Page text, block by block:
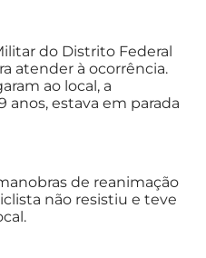
do Distrito Federal
atender à ocorrência.
ao local, a
estava em parada
de reanimação
não resistiu e teve